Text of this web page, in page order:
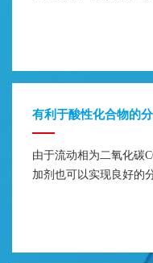
有利于酸性化合物的
由于流动相为二氧化碳
加剂也可以实现良好的